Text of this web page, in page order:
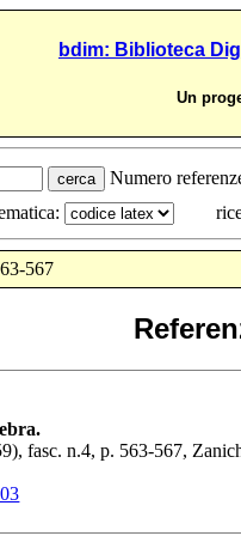
bdim: Biblioteca
Un
Numero
567
), fasc. n.4, p. 563-567,